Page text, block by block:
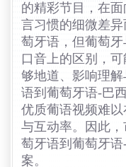
的精彩节目，在
言习惯的细微差
萄牙语，但葡萄
口音上的区别，
够地道、影响理
语到葡萄牙语-巴
优质葡语视频难
与互动率。因此
萄牙语到葡萄牙
案。